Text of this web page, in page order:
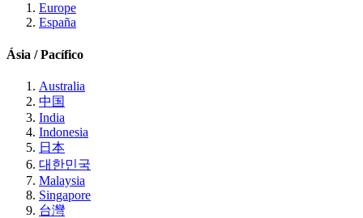
Europe
España
Ásia / Pacífico
Australia
中国
India
Indonesia
日本
대한민국
Malaysia
Singapore
台灣